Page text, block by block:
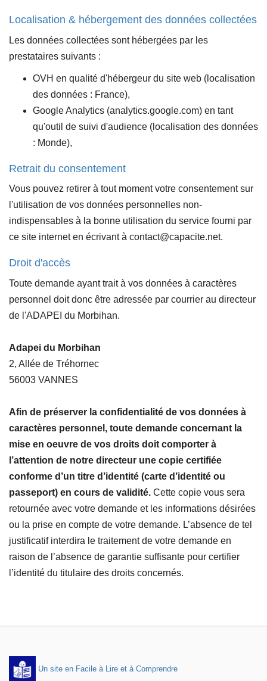
Localisation & hébergement des données collectées
Les données collectées sont hébergées par les
prestataires suivants :
OVH en qualité d'hébergeur du site web (localisation
des données : France),
Google Analytics (analytics.google.com) en tant
qu'outil de suivi d'audience (localisation des données
: Monde),
Retrait du consentement
Vous pouvez retirer à tout moment votre consentement sur
l'utilisation de vos données personnelles non-
indispensables à la bonne utilisation du service fourni par
ce site internet en écrivant à contact@capacite.net.
Droit d'accès
Toute demande ayant trait à vos données à caractères
personnel doit donc être adressée par courrier au directeur
de l'ADAPEI du Morbihan.
Adapei du Morbihan
2, Allée de Tréhornec
56003 VANNES
Afin de préserver la confidentialité de vos données à
caractères personnel, toute demande concernant la
mise en oeuvre de vos droits doit comporter à
l’attention de notre directeur une copie certifiée
conforme d’un titre d’identité (carte d’identité ou
passeport) en cours de validité. Cette copie vous sera
retournée avec votre demande et les informations désirées
ou la prise en compte de votre demande. L’absence de tel
justificatif interdira le traitement de votre demande en
raison de l’absence de garantie suffisante pour certifier
l’identité du titulaire des droits concernés.
Un site en Facile à Lire et à Comprendre